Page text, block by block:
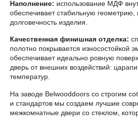
Наполнение: использование МДФ
обеспечивает стабильную геометрию,
долговечность изделия.
Качественная финишная отделка:
полотно покрывается износостойкой
обеспечивает идеально ровную
дверь от внешних воздействий:
температур.
На заводе Belwooddoors со строгим
и стандартов мы создаем лучшие
межкомнатные двери со стеклом,